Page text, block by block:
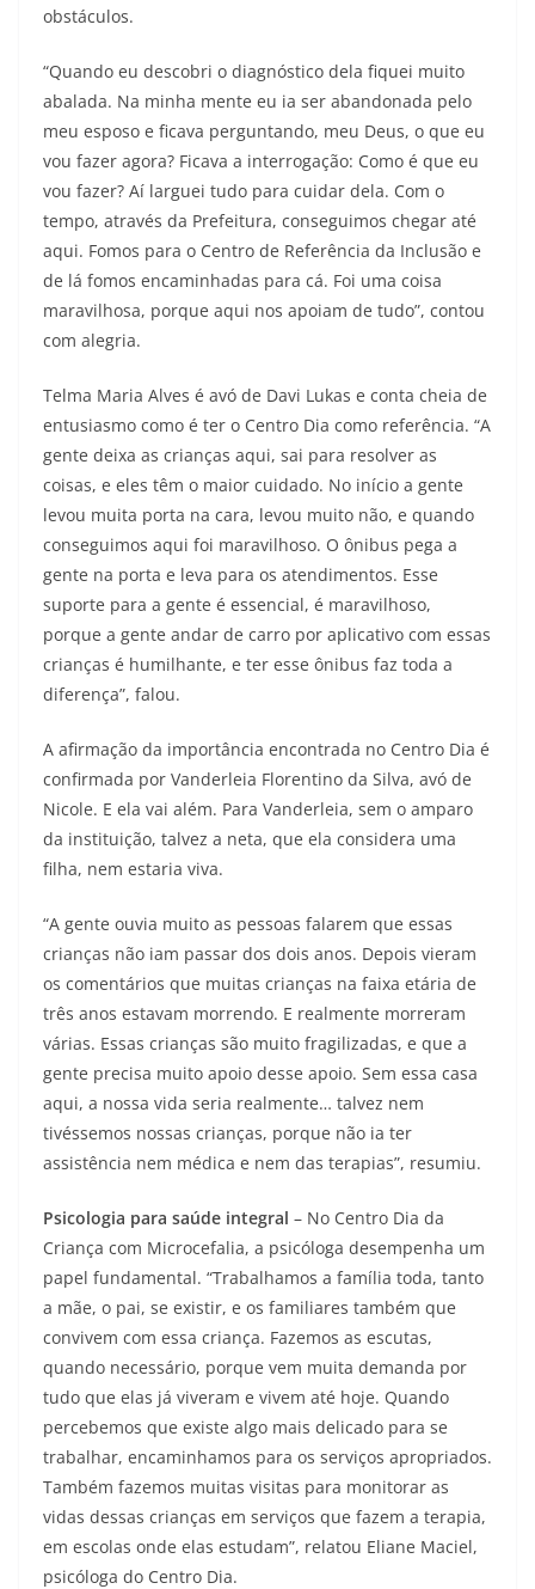
obstáculos.
“Quando eu descobri o diagnóstico dela fiquei muito
abalada. Na minha mente eu ia ser abandonada pelo
meu esposo e ficava perguntando, meu Deus, o que eu
vou fazer agora? Ficava a interrogação: Como é que eu
vou fazer? Aí larguei tudo para cuidar dela. Com o
tempo, através da Prefeitura, conseguimos chegar até
aqui. Fomos para o Centro de Referência da Inclusão e
de lá fomos encaminhadas para cá. Foi uma coisa
maravilhosa, porque aqui nos apoiam de tudo”, contou
com alegria.
Telma Maria Alves é avó de Davi Lukas e conta cheia de
entusiasmo como é ter o Centro Dia como referência. “A
gente deixa as crianças aqui, sai para resolver as
coisas, e eles têm o maior cuidado. No início a gente
levou muita porta na cara, levou muito não, e quando
conseguimos aqui foi maravilhoso. O ônibus pega a
gente na porta e leva para os atendimentos. Esse
suporte para a gente é essencial, é maravilhoso,
porque a gente andar de carro por aplicativo com essas
crianças é humilhante, e ter esse ônibus faz toda a
diferença”, falou.
A afirmação da importância encontrada no Centro Dia é
confirmada por Vanderleia Florentino da Silva, avó de
Nicole. E ela vai além. Para Vanderleia, sem o amparo
da instituição, talvez a neta, que ela considera uma
filha, nem estaria viva.
“A gente ouvia muito as pessoas falarem que essas
crianças não iam passar dos dois anos. Depois vieram
os comentários que muitas crianças na faixa etária de
três anos estavam morrendo. E realmente morreram
várias. Essas crianças são muito fragilizadas, e que a
gente precisa muito apoio desse apoio. Sem essa casa
aqui, a nossa vida seria realmente… talvez nem
tivéssemos nossas crianças, porque não ia ter
assistência nem médica e nem das terapias”, resumiu.
Psicologia para saúde integral – No Centro Dia da
Criança com Microcefalia, a psicóloga desempenha um
papel fundamental. “Trabalhamos a família toda, tanto
a mãe, o pai, se existir, e os familiares também que
convivem com essa criança. Fazemos as escutas,
quando necessário, porque vem muita demanda por
tudo que elas já viveram e vivem até hoje. Quando
percebemos que existe algo mais delicado para se
trabalhar, encaminhamos para os serviços apropriados.
Também fazemos muitas visitas para monitorar as
vidas dessas crianças em serviços que fazem a terapia,
em escolas onde elas estudam”, relatou Eliane Maciel,
psicóloga do Centro Dia.